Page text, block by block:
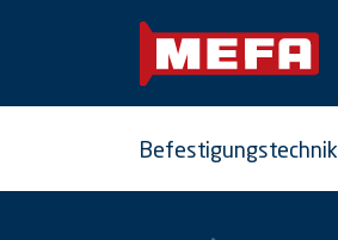
Befestigungstechnik